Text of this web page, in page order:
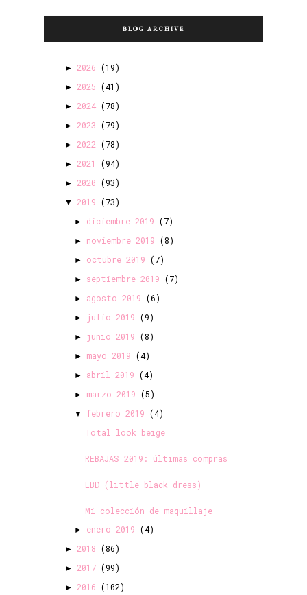
BLOG ARCHIVE
► 2026 (19)
► 2025 (41)
► 2024 (78)
► 2023 (79)
► 2022 (78)
► 2021 (94)
► 2020 (93)
▼ 2019 (73)
► diciembre 2019 (7)
► noviembre 2019 (8)
► octubre 2019 (7)
► septiembre 2019 (7)
► agosto 2019 (6)
► julio 2019 (9)
► junio 2019 (8)
► mayo 2019 (4)
► abril 2019 (4)
► marzo 2019 (5)
▼ febrero 2019 (4)
Total look beige
REBAJAS 2019: últimas compras
LBD (little black dress)
Mi colección de maquillaje
► enero 2019 (4)
► 2018 (86)
► 2017 (99)
► 2016 (102)